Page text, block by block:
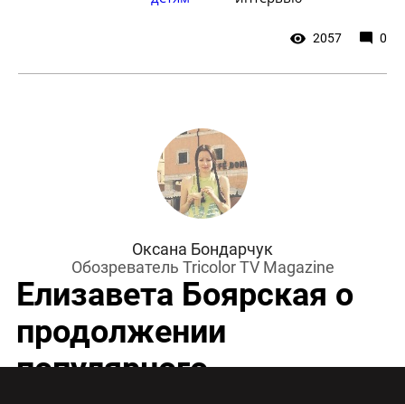
2057 0
Оксана Бондарчук
Обозреватель Tricolor TV Magazine
Елизавета Боярская о
продолжении
популярного